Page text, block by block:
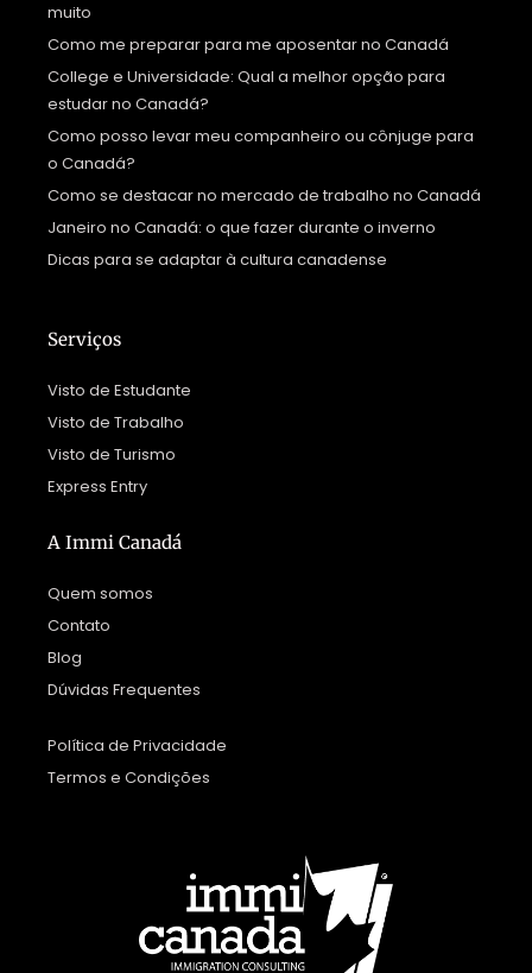
muito
Como me preparar para me aposentar no Canadá
College e Universidade: Qual a melhor opção para
estudar no Canadá?
Como posso levar meu companheiro ou cônjuge para
o Canadá?
Como se destacar no mercado de trabalho no Canadá
Janeiro no Canadá: o que fazer durante o inverno
Dicas para se adaptar à cultura canadense
Serviços
Visto de Estudante
Visto de Trabalho
Visto de Turismo
Express Entry
A Immi Canadá
Quem somos
Contato
Blog
Dúvidas Frequentes
Política de Privacidade
Termos e Condições